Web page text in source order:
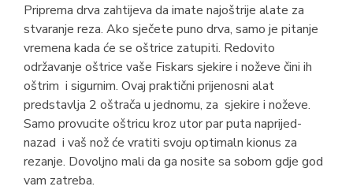
Priprema drva zahtijeva da imate najoštrije alate za
stvaranje reza. Ako sječete puno drva, samo je pitanje
vremena kada će se oštrice zatupiti. Redovito
održavanje oštrice vaše Fiskars sjekire i noževe čini ih
oštrim i sigurnim. Ovaj praktični prijenosni alat
predstavlja 2 oštrača u jednomu, za sjekire i noževe.
Samo provucite oštricu kroz utor par puta naprijed-
nazad i vaš nož će vratiti svoju optimaln kionus za
rezanje. Dovoljno mali da ga nosite sa sobom gdje god
vam zatreba.